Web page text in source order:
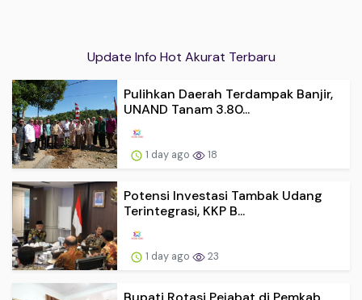
Update Info Hot Akurat Terbaru
Pulihkan Daerah Terdampak Banjir,
UNAND Tanam 3.80...
1 day ago 18
Potensi Investasi Tambak Udang
Terintegrasi, KKP B...
1 day ago 23